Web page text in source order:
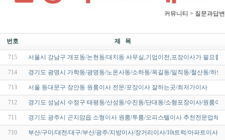
커뮤니티 > 질문과답변
번호 제 목
715 서울시 강남구 개포동/논현동/대치동 사무실,기업이전,포장이사가 필요할
714 경기도 광명시 가학동/광명동/노온사동/소하동/옥길동/일직동/철산동/하
713 서울 동대문구 장안동 원룸이사 전문/포장이사 잘하는곳/최저가이사
712 경기도 성남시 수정구 태평동/산성동/수진동/단대동/소형포장이사/원룸
711 경기도 광주시 곤지암읍 소형이사 원룸/투룸/오피스텔이사 추천전문업체
710 부산/구미/대전/대구/부산/광주/지방이사/장거리이사/10t트럭/아파트이사